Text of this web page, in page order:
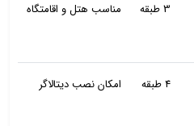
3 طبقه مناسب هتل و اقامتگاه
4 طبقه امکان نصب دیتالاگر